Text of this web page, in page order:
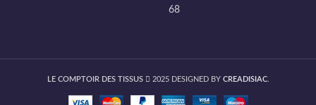
68
LE COMPTOIR DES TISSUS 2025 DESIGNED BY CREADISIAC.